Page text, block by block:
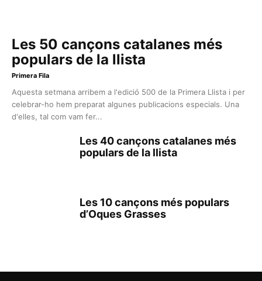
Les 50 cançons catalanes més
populars de la llista
Primera Fila
Aquesta setmana arribem a l'edició 500 de la Primera Llista i per
celebrar-ho hem preparat algunes publicacions especials. Una
d'elles, tal com vam fer...
Les 40 cançons catalanes més
populars de la llista
Les 10 cançons més populars
d’Oques Grasses